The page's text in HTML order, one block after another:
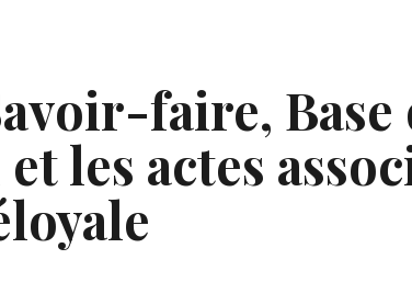
faire, Base
les actes